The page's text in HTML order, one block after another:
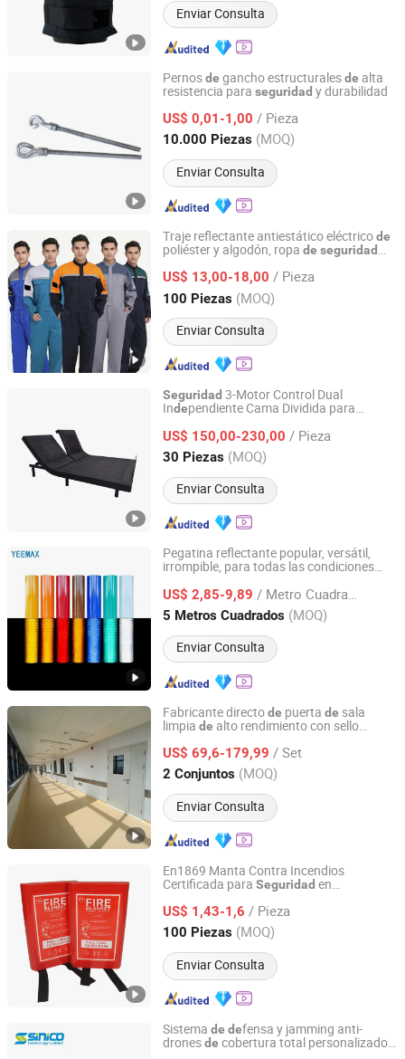
Enviar Consulta
Pernosde gancho estructuralesde alta
resistencia para seguridad y durabilidad
US$ 0,01-1,00 / Pieza
10.000 Piezas (MOQ)
Enviar Consulta
Ningbo Yinzhou Sokun Import and Export Co., Ltd.
Zhejiang, China Desde 2025
Traje reflectante antiestático eléctricode
poliéster y algodón, ropa de seguridad
decolor personalizado
US$ 13,00-18,00 / Pieza
100 Piezas (MOQ)
Enviar Consulta
Handan Kaixin Clothing Products Co., Ltd.
Hebei, China Desde 2026
Seguridad 3-Motor Control Dual
Independiente Cama Dividida para
US$ 150,00-230,00 / Pieza
30 Piezas (MOQ)
Enviar Consulta
Huizhou Likong Smart Home Co., Ltd.
Guangdong, China Desde 2026
Pegatina reflectante popular, versátil,
irrompible, para todas las condiciones
seguridadvial
US$ 2,85-9,89 / Metro Cuadrado
5 Metros Cuadrados (MOQ)
Enviar Consulta
Fujian Yejinghui Optical Technology Co., Ltd.
Fujian, China Desde 2025
Fabricante directode puerta de sala
limpia de alto rendimiento con sello
debioseguridad
US$ 69,6-179,99 / Set
2 Conjuntos (MOQ)
Enviar Consulta
Shandong Xinjude Purification Technology Co., Ltd.
Shandong, China Desde 2025
En1869 Manta Contra Incendios
Certificada para Seguridad en
US$ 1,43-1,6 / Pieza
100 Piezas (MOQ)
Enviar Consulta
Habita High Temperature Textiles Co.,Ltd
Jiangxi, China Desde 2025
Sistema de defensa y jamming anti-
dronesde cobertura total personalizado,
Sinico Technology Limited